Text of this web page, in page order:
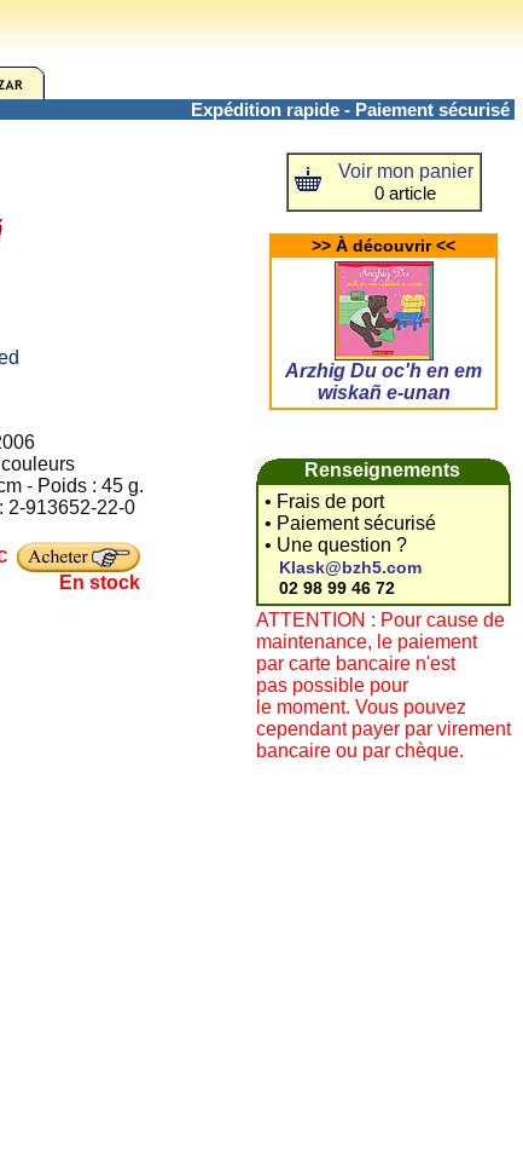
Expédition rapide - Paiement sécurisé
- Poids : 45 g.
2-913652-22-0
En stock
Voir mon panier
0 article
>> À découvrir <<
Arzhig Du oc'h en em
wiskañ e-unan
Renseignements
• Frais de port
• Paiement sécurisé
• Une question ?
Klask@bzh5.com
02 98 99 46 72
ATTENTION : Pour cause de
maintenance, le paiement
par carte bancaire n'est
pas possible pour
le moment. Vous pouvez
cependant payer par virement
bancaire ou par chèque.